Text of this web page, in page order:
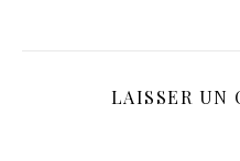
LAISSER UN